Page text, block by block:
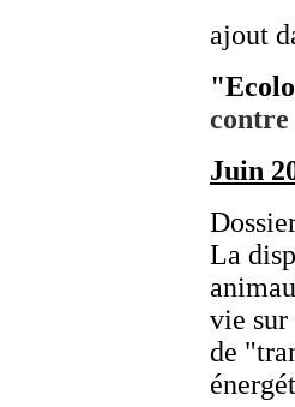
ajout
contre
Juin
La
vie sur
de